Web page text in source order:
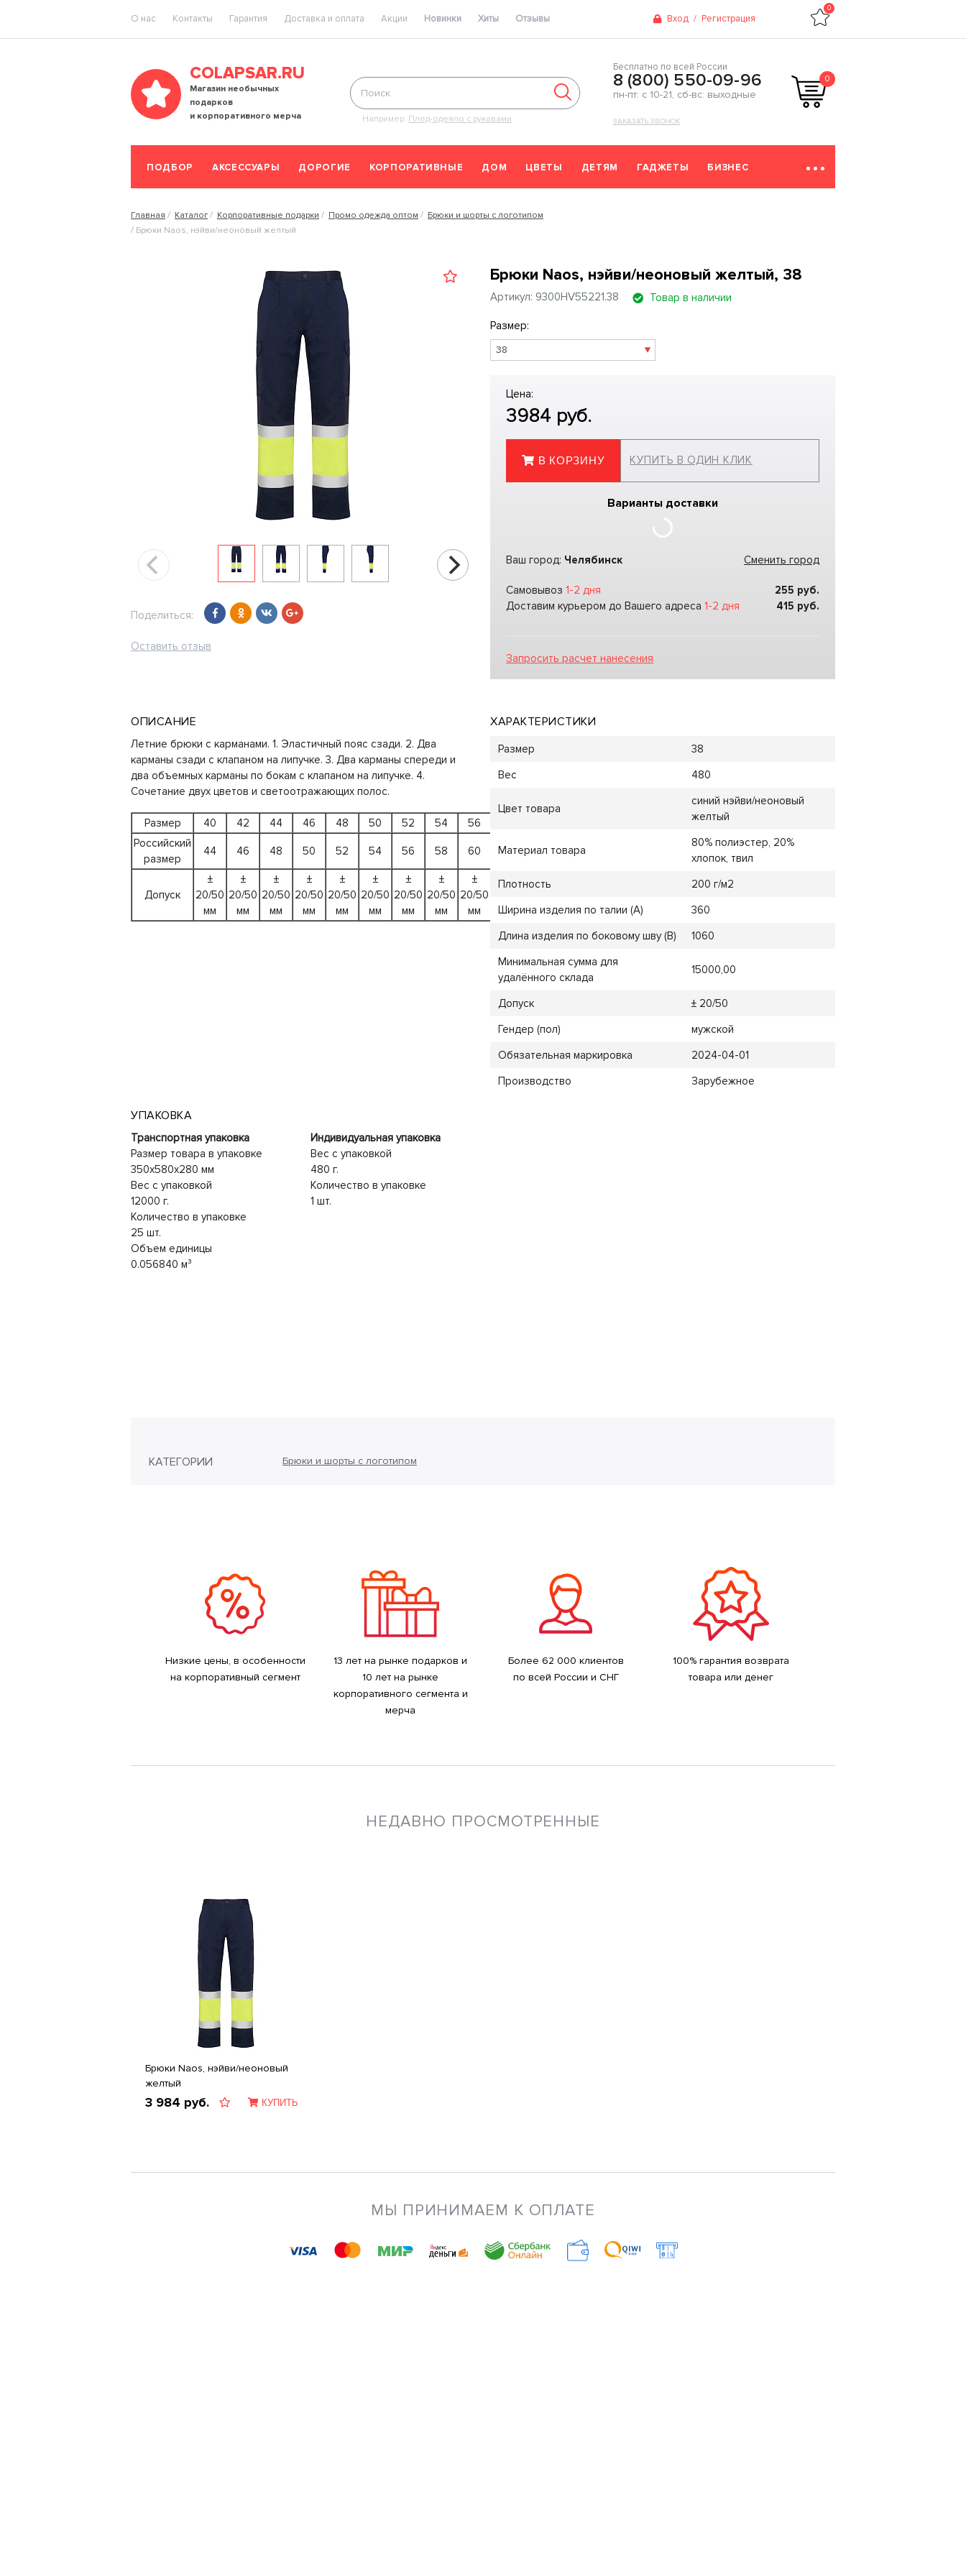
O нас Контакты Гарантия Доставка и оплата Акции Новинки Хиты Отзывы Вход / Регистрация
0
COLAPSAR.RU
Магазин необычных
подарков
и корпоративного мерча
Например: Плед-одеяло с рукавами
Бесплатно по всей России
8 (800) 550-09-96
пн-пт: с 10-21, сб-вс: выходные
ЗАКАЗАТЬ ЗВОНОК
0
ПОДБОР АКСЕССУАРЫ ДОРОГИЕ КОРПОРАТИВНЫЕ ДОМ ЦВЕТЫ ДЕТЯМ ГАДЖЕТЫ БИЗНЕС
Главная Каталог Корпоративные подарки Промо одежда оптом
Брюки и шорты с логотипом
Брюки Naos, нэйви/неоновый желтый
Поделиться:
Оставить отзыв
Брюки Naos, нэйви/неоновый желтый, 38
Артикул: 9300HV55221.38 Товар в наличии
Размер:
Цена:
3984 руб.
В КОРЗИНУ КУПИТЬ В ОДИН КЛИК
Варианты доставки
Ваш город: Челябинск Сменить город
Самовывоз 1-2 дня 255 руб.
Доставим курьером до Вашего адреса 1-2 дня 415 руб.
Запросить расчет нанесения
ОПИСАНИЕ
Летние брюки с карманами. 1. Эластичный пояс сзади. 2. Два
карманы сзади с клапаном на липучке. 3. Два карманы спереди и
два объемных карманы по бокам с клапаном на липучке. 4.
Сочетание двух цветов и светоотражающих полос.
Размер 40 42 44 46 48 50 52 54 56
Российский
размер
44 46 48 50 52 54 56 58 60 62 64 42
Допуск
±
20/50
мм
±
20/50
мм
±
20/50
мм
±
20/50
мм
±
20/50
мм
±
20/50
мм
±
20/50
мм
±
20/50
мм
±
20/50
мм
±
мм
±
мм
мм
ХАРАКТЕРИСТИКИ
Размер
38
Вес
480
Цвет товара
синий нэйви/неоновый
желтый
Материал товара
80% полиэстер, 20%
хлопок, твил
Плотность
200 г/м2
Ширина изделия по талии (A)
360
Длина изделия по боковому шву (B)
1060
Минимальная сумма для
удалённого склада
15000,00
Допуск
± 20/50
Гендер (пол)
мужской
Обязательная маркировка
2024-04-01
Производство
Зарубежное
УПАКОВКА
Транспортная упаковка
Размер товара в упаковке
350x580x280 мм
Вес с упаковкой
12000 г.
Количество в упаковке
25 шт.
Объем единицы
0.056840 м³
Индивидуальная упаковка
Вес с упаковкой
480 г.
Количество в упаковке
1 шт.
КАТЕГОРИИ Брюки и шорты с логотипом
Низкие цены, в особенности
на корпоративный сегмент
13 лет на рынке подарков и
10 лет на рынке
корпоративного сегмента и
мерча
Более 62 000 клиентов
по всей России и СНГ
100% гарантия возврата
товара или денег
НЕДАВНО ПРОСМОТРЕННЫЕ
Брюки Naos, нэйви/неоновый
желтый
3 984 руб. КУПИТЬ
МЫ ПРИНИМАЕМ К ОПЛАТЕ